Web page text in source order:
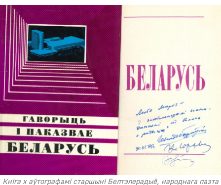
Кніга х аўтографамі старшыні Белтэлерадыё, народнага паэта